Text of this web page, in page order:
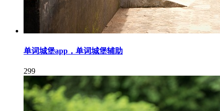
单词城堡app，单词城堡辅助
299